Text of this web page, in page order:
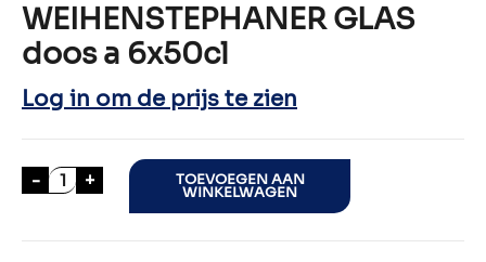
WEIHENSTEPHANER GLAS
doos a 6x50cl
Log in om de prijs te zien
- WEIHENSTEPHANER GLAS doos a 6x50cl aantal
+ TOEVOEGEN AAN
WINKELWAGEN